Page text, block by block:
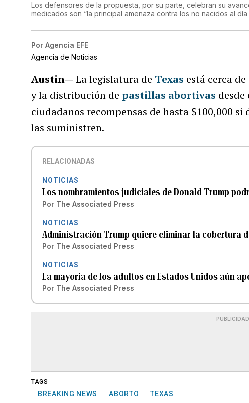
Los defensores de la propuesta, por su parte, celebran su
medicados son “la principal amenaza contra los no nacidos al día
Por Agencia EFE
Agencia de Noticias
Austin— La legislatura de Texas está cerca
y la distribución depastillas abortivas desde
ciudadanos recompensas de hasta $100,000
las suministren.
RELACIONADAS
NOTICIAS
Los nombramientos judiciales de Donald Trump
Por The Associated Press
NOTICIAS
Administración Trump quiere eliminar la cobertura
Por The Associated Press
NOTICIAS
La mayoría de los adultos en Estados Unidos aún
Por The Associated Press
PUBLICIDAD
TAGS
BREAKING NEWS ABORTO TEXAS